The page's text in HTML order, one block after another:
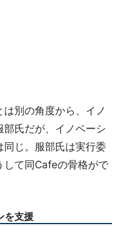
別の角度から、イノ
氏だが、イノベーシ
同じ。服部氏は実行委
して同Cafeの骨格がで
を支援